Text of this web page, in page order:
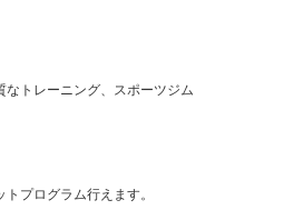
なトレーニング、スポーツジム
トプログラム行えます。